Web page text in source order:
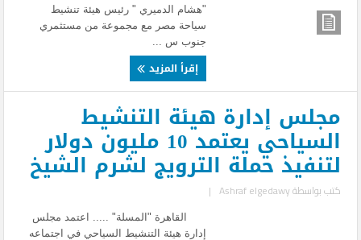
"هشام الدميري " رئيس هيئة تنشيط
سياحة مصر مع مجموعة من مستثمري
جنوب س ...
إقرأ المزيد
مجلس إدارة هيئة التنشيط
السياحي يعتمد 10 مليون دولار
لتنفيذ حملة الترويج لشرم الشيخ
كتب بواسطةAshraf elgedawy
|
القاهرة "المسلة" ..... اعتمد مجلس
إدارة هيئة التنشيط السياحي في اجتماعه